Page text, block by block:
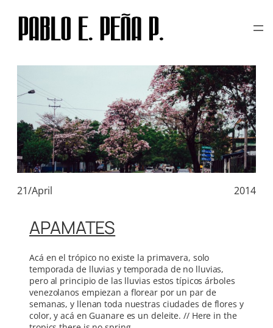
TAG: ARBOLES
21/April 2014
APAMATES
Acá en el trópico no existe la primavera, solo
temporada de lluvias y temporada de no lluvias,
pero al principio de las lluvias estos típicos árboles
venezolanos empiezan a florear por un par de
semanas, y llenan toda nuestras ciudades de flores y
color, y acá en Guanare es un deleite. // Here in the